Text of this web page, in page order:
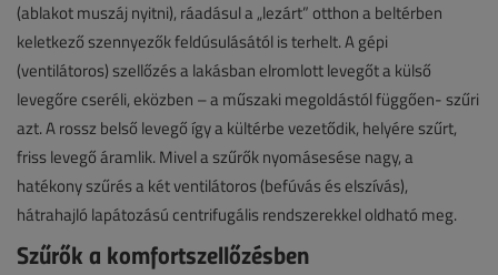
(ablakot muszáj nyitni), ráadásul a „lezárt” otthon a beltérben
keletkező szennyezők feldúsulásától is terhelt. A gépi
(ventilátoros) szellőzés a lakásban elromlott levegőt a külső
levegőre cseréli, eközben – a műszaki megoldástól függően- szűri
azt. A rossz belső levegő így a kültérbe vezetődik, helyére szűrt,
friss levegő áramlik. Mivel a szűrők nyomásesése nagy, a
hatékony szűrés a két ventilátoros (befúvás és elszívás),
hátrahajló lapátozású centrifugális rendszerekkel oldható meg.
Szűrők a komfortszellőzésben